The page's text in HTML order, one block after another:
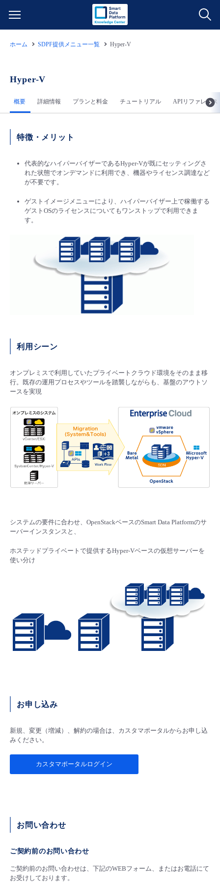
サービス一覧
データ利活用
クラウド/サーバー
ネットワーク
IoT
管理機能
すべてのメニューを見る
よくある質問
データ利活用
クラウド/サーバー
ネットワーク
サポート
管理機能
すべてのメニューを見る
料金情報
料金シミュレーター
データ利活用
モニタリング/監査
ご利用開始ガイド
■ 管理機能
■ セットアップガイド
- 新規お申し込み方法
- ユーザー機能の管理
- クラウド / サーバー
- Flexible InterConnect
- Flexible Remote Access
ユースケース
- セキュリティ・監査
- データと分析
- マルチクラウド利用
- その他
故障/メンテナンス履歴
メンテナンス予定
定期メンテナンス
販売パートナー向けプログラム
トレーニング/操作動画
ホーム SDPF提供メニュー一覧 Hyper-V
Hyper-V
概要 詳細情報 プランと料金 チュートリアル APIリファレンス
特徴・メリット
代表的なハイパーバイザーであるHyper-Vが既にセッティングさ
れた状態でオンデマンドに利用でき、機器やライセンス調達など
が不要です。
ゲストイメージメニューにより、ハイパーバイザー上で稼働する
ゲストOSのライセンスについてもワンストップで利用できま
す。
利用シーン
オンプレミスで利用していたプライベートクラウド環境をそのまま移
行。既存の運用プロセスやツールを踏襲しながらも、基盤のアウトソ
ースを実現
システムの要件に合わせ、OpenStackベースのSmart Data Platformのサ
ーバーインスタンスと、
ホステッドプライベートで提供するHyper-Vベースの仮想サーバーを
使い分け
お申し込み
新規、変更（増減）、解約の場合は、カスタマポータルからお申し込
みください。
カスタマポータルログイン
お問い合わせ
ご契約前のお問い合わせ
ご契約前のお問い合わせは、下記のWEBフォーム、またはお電話にて
お受けしております。